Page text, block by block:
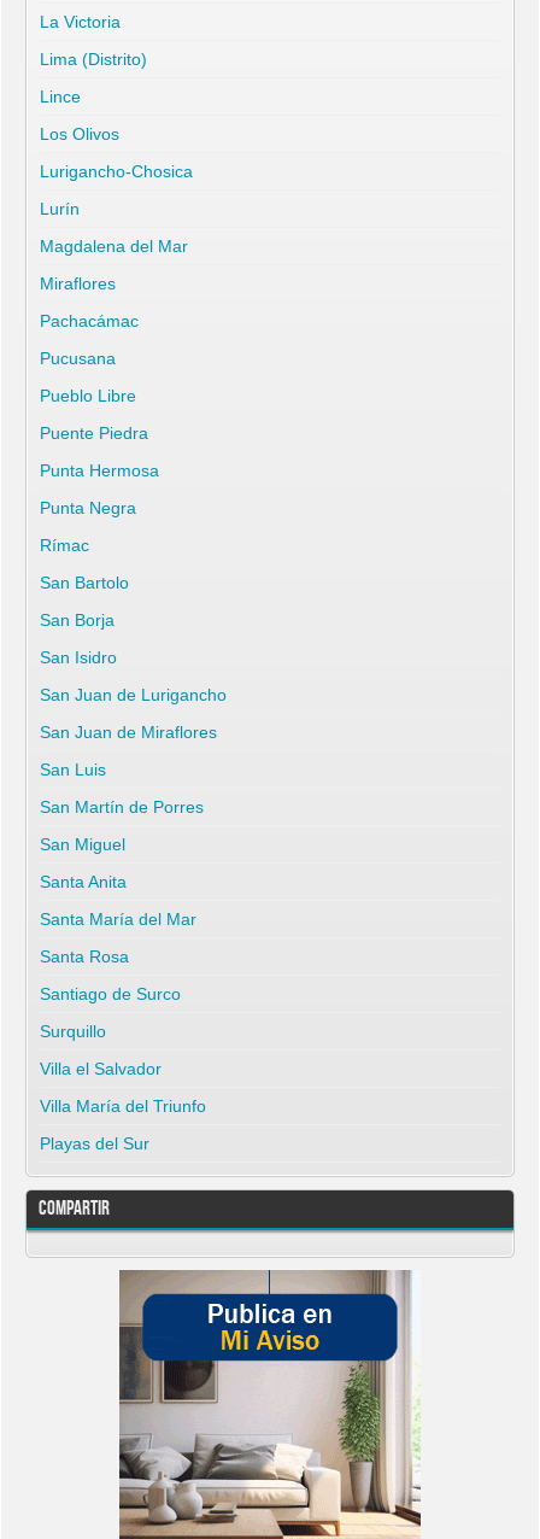
La Victoria
Lima (Distrito)
Lince
Los Olivos
Lurigancho-Chosica
Lurín
Magdalena del Mar
Miraflores
Pachacámac
Pucusana
Pueblo Libre
Puente Piedra
Punta Hermosa
Punta Negra
Rímac
San Bartolo
San Borja
San Isidro
San Juan de Lurigancho
San Juan de Miraflores
San Luis
San Martín de Porres
San Miguel
Santa Anita
Santa María del Mar
Santa Rosa
Santiago de Surco
Surquillo
Villa el Salvador
Villa María del Triunfo
Playas del Sur
Compartir